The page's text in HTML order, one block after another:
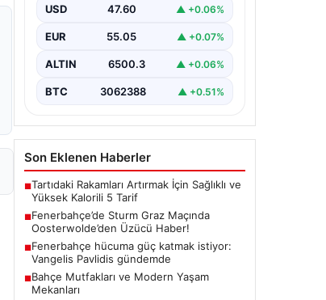
Haber!
Fenerbahçe, Şampiyonlar Ligi 3. ön
eleme turunda Almanya temsilcisi
Mücadele…
USD 47.60 ▲ +0.06%
EUR 55.05 ▲ +0.07%
ALTIN 6500.3 ▲ +0.06%
BTC 3062388 ▲ +0.51%
Son Eklenen Haberler
■Tartıdaki Rakamları Artırmak İçin Sağlıklı ve
Yüksek Kalorili 5 Tarif
■Fenerbahçe’de Sturm Graz Maçında
Oosterwolde’den Üzücü Haber!
■Fenerbahçe hücuma güç katmak istiyor:
Vangelis Pavlidis gündemde
■Bahçe Mutfakları ve Modern Yaşam
Mekanları